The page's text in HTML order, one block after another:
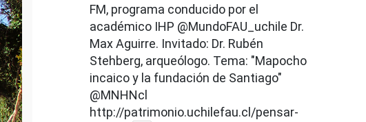
FM, programa conducido por el
académico IHP @MundoFAU_uchile Dr.
Max Aguirre. Invitado: Dr. Rubén
Stehberg, arqueólogo. Tema: "Mapocho
incaico y la fundación de Santiago"
@MNHNcl
http://patrimonio.uchilefau.cl/pensar-